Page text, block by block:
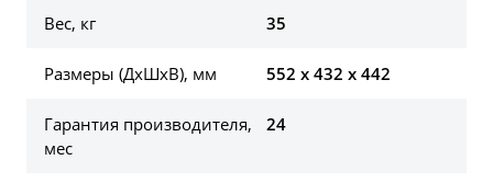
Вес, кг 35
Размеры (ДхШхВ), мм 552 x 432 x 442
Гарантия производителя,
мес
24